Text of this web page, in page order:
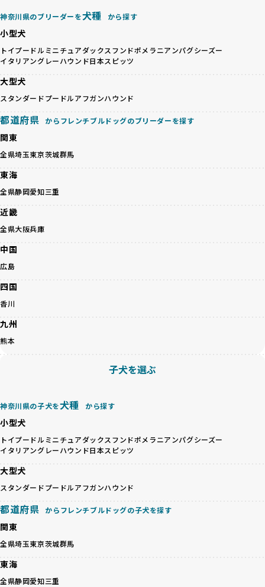
基づいた責任あるブリーディングを確保しています。
さらに、健康管理、社会性の育成、遺伝子検査、食事や運動
の質など、ワンちゃんの心身に配慮した飼育環境が整ってい
るかを評価する12項目の総合基準を設けています。これによ
り、より高い基準をクリアしたブリーダーだけを厳選してい
ます。
良ブリーダーのみが登録されています。
BreederFamiliesでは、法令に準拠するだけでなく、ワンち
ゃんを家族のように愛するという理念を共有するブリーダー
のみを厳選しています。これにより、ユーザーの皆さんに安
心して選べる選択肢を提供しています。
こちら
接のヒアリング、現地確認を通じて厳しく評価しています。
このプロセスにより、育成環境や健康管理だけでなく、ブリ
さらに、こうした評価結果は透明性を持って公開されている
ため、どのブリーダーを選んでも安心して子犬をお迎えいた
徹底した透明性こそが、BreederFamiliesの大きな特徴で
す。
BreederFamiliesは、ペット業界が抱える命の大量生産・大
量販売、負担の大きい流通構造、劣悪な飼育環境といった課
を促進することで、無駄な命の消費を減らし、命を大切にす
る社会の実現を目指しています。
人へ寄付しています。多くのペット販売業者が、動物福祉へ
の取り組みが不十分であることを理由に寄付を断られる中、
BreederFamiliesはその姿勢が評価され、寄付が実現してい
ます。この活動により、保護が必要なワンちゃんの救済や保
護活動の支援にも貢献しています。
でなく、すべてのワンちゃんに優しい未来を創るための大き
な一歩です。ユーザーの皆さんがBreederFamiliesを通じて
支えることができます。
BreederFamiliesに登録されているブリーダーは、子犬が心
身ともに健康に育つための環境づくりに全力を注いでいま
す。
遺伝的なリスクを最小限に抑えた繁殖計画、栄養バランスが
待する理想と現実が大きく異なることも少なくありません。
健康と性格を次世代に引き継ぐために、ミックス犬の繁殖を
避けます。無計画な交配がもたらすリスクを理解し、飼い主
への十分な説明とアフターフォローを確保できる範囲での繁
殖を徹底しているのです。
一方、営利優先ブリーダーは流行や需要に応じて安易にミッ
クス犬を繁殖し、健康管理や飼い主への配慮が不十分なこと
が多く見受けられます。場合によっては、チワワ×ハスキー
等体格の異なるリスクの高い交配を行うこともあります。
「ミックス犬を繁殖しない」の詳細はこちら
ゃんが長時間の輸送を強いられたり、狭いケージに閉じ込め
られるなど、心身に大きな負担がかかります。このような環
ちゃんの社会性や基本的なしつけにも悪影響を与える可能性
があります。
優良ブリーダーは、ワンちゃんの健康と幸せを第一に考え、
ペットショップやオークションを介さずに直接飼い主に渡す
ことを大切にしています。また、彼らはお迎え先を自身で確
接の引き渡しを基本とします。
一方で、営利優先ブリーダーは、広範囲に販売するためにペ
を軽視しがちです。
「ペットショップ等を使わない」の詳細はこちら
徴が人気を集め、高値で取引されることが多くなっていま
くありません。極小サイズは骨や心臓に負担がかかりやす
く、レアカラーには遺伝疾患のリスクが高まることがありま
す。
営利優先ブリーダーは、このような流行や需要に応じて無理
な繁殖を行いがちです。小柄な母犬を繁殖に多用して体に負
ど、健康を犠牲にした管理がされることもあります。このよ
うな方法では、ワンちゃんの免疫力や体力が低下し、飼い主
ます。
優良ブリーダーは、こうした流行に流されず、ワンちゃんの
カラーの子犬を販売する場合は、健康リスクを十分に理解
し、飼い主にそのリスクについて丁寧に説明しています。食
神奈川県のブリーダーを犬種 から探す
小型犬
トイプードル ミニチュアダックスフンドポメラニアンパグシーズー
イタリアングレーハウンド日本スピッツ
大型犬
スタンダードプードルアフガンハウンド
都道府県 からフレンチブルドッグのブリーダーを探す
関東
全県埼玉東京茨城群馬
東海
全県静岡愛知三重
近畿
全県大阪兵庫
中国
広島
四国
香川
九州
熊本
子犬を選ぶ
神奈川県の子犬を犬種 から探す
小型犬
トイプードル ミニチュアダックスフンドポメラニアンパグシーズー
イタリアングレーハウンド日本スピッツ
大型犬
スタンダードプードルアフガンハウンド
都道府県 からフレンチブルドッグの子犬を探す
関東
全県埼玉東京茨城群馬
東海
全県静岡愛知三重